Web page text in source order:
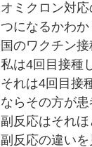
オミクロン対
つになるかわ
国のワクチン
私は4回目接種
それは4回目接
ならその方が
副反応はそれ
副反応の違い